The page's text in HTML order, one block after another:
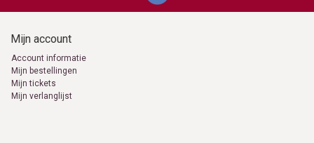
Mijn account
Account informatie
Mijn bestellingen
Mijn tickets
Mijn verlanglijst